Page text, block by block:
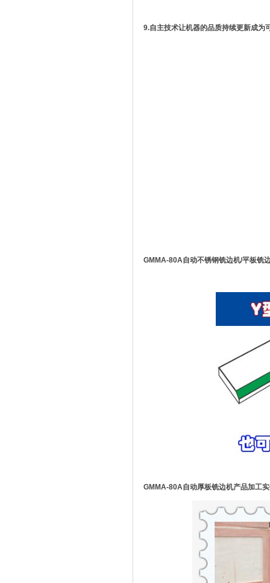
9.自主技术让机器的品质持续更新成为
GMMA-80A自动不锈钢铣边机/平板铣
GMMA-80A自动厚板铣边机产品加工